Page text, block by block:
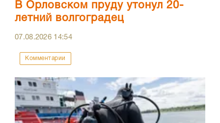
В Орловском пруду утонул 20-
летний волгоградец
07.08.2026 14:54
Комментарии